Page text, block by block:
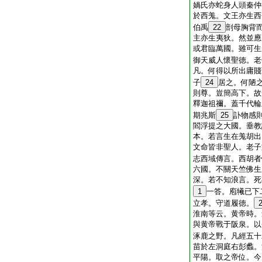
媧氏亦蛇身人頭秦
於西羗。文王亦生
伯禹 22 剖母胸背
主亦生夷狄。然並
或君臨萬國。雖可
御天威人懷聖徳。
凡。何得以所出庸
子 24 居之。何陋
則尊。豈簡高下。
釋迦祖禰。蓋千代
期兆斯 25 訃物感
閻浮提之大國。垂
本。若言生在羗胡
文命皆非聖人。老
志西域傳言。西胡
六國。不關天竺佛
深。若不知浪言。
1 一答。庖犧已
立孝。守道履徳。
2
淮南等云。黄帝時
與黄帝戰于阪泉。
涿鹿之野。凡經五
苗於左洞庭右彭蠡
平陽。取之帝位。